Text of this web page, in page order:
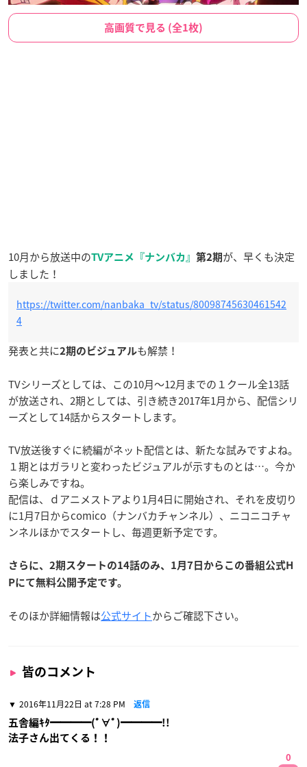
高画質で見る (全1枚)
10月から放送中のTVアニメ『ナンバカ』 第2期 が、早くも決定
しました！
https://twitter.com/nanbaka_tv/status/80098745630461542
4
発表と共に2期のビジュアルも解禁！
TVシリーズとしては、この10月～12月までの１クール全13話
が放送され、2期としては、引き続き2017年1月から、配信シリ
ーズとして14話からスタートします。
TV放送後すぐに続編がネット配信とは、新たな試みですよね。
１期とはガラリと変わったビジュアルが示すものとは…。今か
ら楽しみですね。
配信は、ｄアニメストアより1月4日に開始され、それを皮切り
に1月7日からcomico（ナンバカチャンネル）、ニコニコチャ
ンネルほかでスタートし、毎週更新予定です。
さらに、2期スタートの14話のみ、1月7日からこの番組公式H
Pにて無料公開予定です。
そのほか詳細情報は公式サイトからご確認下さい。
皆のコメント
2016年11月22日 at 7:28 PM 返信
五舎編ｷﾀ━━━━(ﾟ∀ﾟ)━━━━!!
法子さん出てくる！！
0